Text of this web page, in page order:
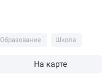
Образование Школа
На карте